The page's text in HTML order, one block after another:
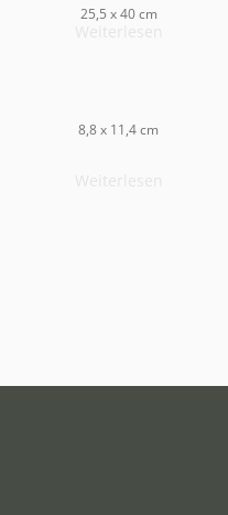
25,5 x 40 cm
8,8 x 11,4 cm